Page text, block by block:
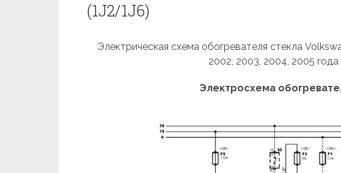
(1J2/1J6)
Электрическая схема обогревателя стекла
2002, 2003, 2004, 2005 года
Электросхема